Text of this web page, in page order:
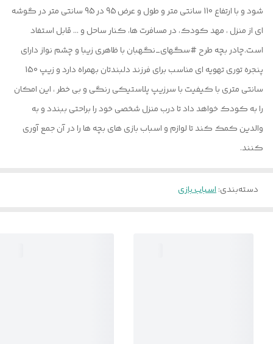
شود و با ارتفاع 110 سانتی متر و طول و عرض 95 در 95 سانتی متر در گوشه
ای از منزل ، مهد کودک، در مسافرت ها، کنار ساحل و ... قابل استفاد
است.چادر بچه طرح #سگهای_نگهبان با ظاهری زیبا و چشم نواز دارای
پنجره توری تهویه ای مناسب برای فرزند دلبندتان بهمراه دارد و زیپ 150
سانتی متری با کیفیت با سرزیپ پلاستیکی رنگی و بی خطر ، این امکان
را به کودک خواهد داد تا درب منزل شخصی خود را براحتی ببندد و به
والدین کمک کند تا لوازم و اسباب بازی های بچه ها را در آن جمع آوری
کنند.
دسته‌بندی:اسباب بازی